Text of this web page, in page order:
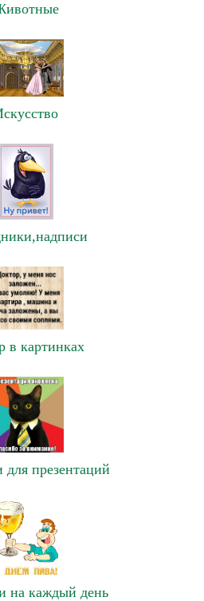
картинках
для презентаций
на каждый день